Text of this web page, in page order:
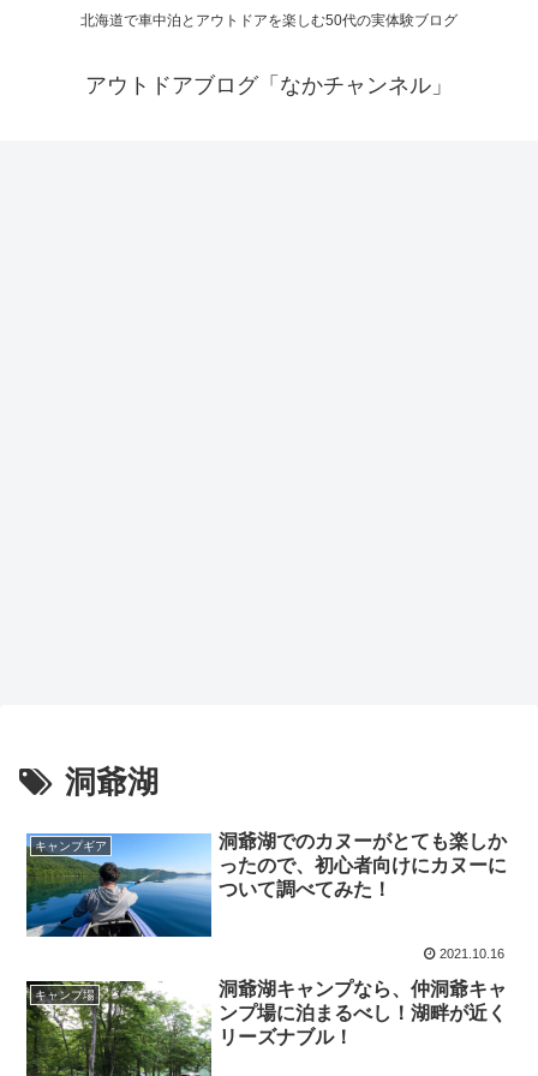
北海道で車中泊とアウトドアを楽しむ50代の実体験ブログ
アウトドアブログ「なかチャンネル」
洞爺湖
キャンプギア
洞爺湖でのカヌーがとても楽しか
ったので、初心者向けにカヌーに
ついて調べてみた！
2021.10.16
キャンプ場
洞爺湖キャンプなら、仲洞爺キャ
ンプ場に泊まるべし！湖畔が近く
リーズナブル！